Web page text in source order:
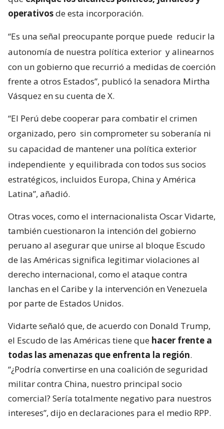
operativosde esta incorporación.
“Es una señal preocupante porque puede reducir la
autonomía de nuestra política exterior y alinearnos
con un gobierno que recurrió a medidas de coerción
frente a otros Estados”, publicó la senadora Mirtha
Vásquez en su cuenta de X.
“El Perú debe cooperar para combatir el crimen
organizado, pero sin comprometer su soberanía ni
su capacidad de mantener una política exterior
independiente y equilibrada con todos sus socios
estratégicos, incluidos Europa, China y América
Latina”, añadió.
Otras voces, como el internacionalista Oscar Vidarte,
también cuestionaron la intención del gobierno
peruano al asegurar que unirse al bloque Escudo
de las Américas significa legitimar violaciones al
derecho internacional, como el ataque contra
lanchas en el Caribe y la intervención en Venezuela
por parte de Estados Unidos.
Vidarte señaló que, de acuerdo con Donald Trump,
el Escudo de las Américas tiene que hacer frente a
todas las amenazas que enfrenta la región.
“¿Podría convertirse en una coalición de seguridad
militar contra China, nuestro principal socio
comercial? Sería totalmente negativo para nuestros
intereses”, dijo en declaraciones para el medio RPP.